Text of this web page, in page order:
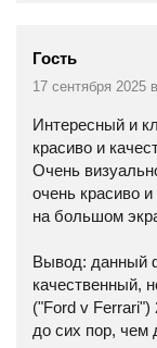
Гость
17 сентября 2025
Интересный и
красиво и
Очень
очень красиво
на большом
Вывод: данный
качественный,
("Ford v Ferrari")
до сих пор, чем